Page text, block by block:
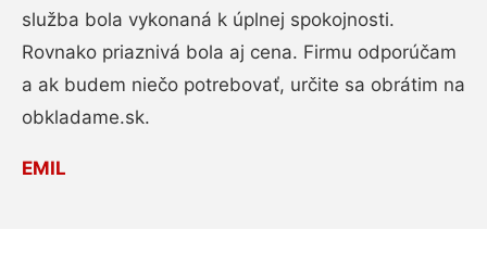
služba bola vykonaná k úplnej spokojnosti.
Rovnako priaznivá bola aj cena. Firmu odporúčam
a ak budem niečo potrebovať, určite sa obrátim na
obkladame.sk.
EMIL